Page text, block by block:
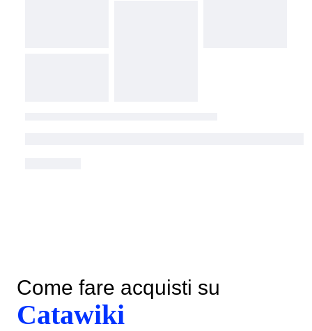
Come fare acquisti su
Catawiki